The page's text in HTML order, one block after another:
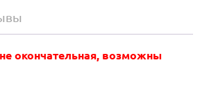
окончательная, возможны